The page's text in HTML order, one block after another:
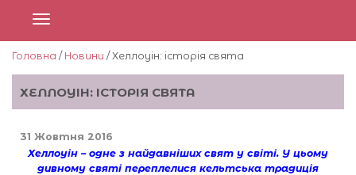
Головна / Новини / Хеллоуін: історія свята
ХЕЛЛОУІН: ІСТОРІЯ СВЯТА
31 Жовтня 2016
Хеллоуін – одне з найдавніших свят у світі. У цьому
дивному святі переплелися кельтська традиція